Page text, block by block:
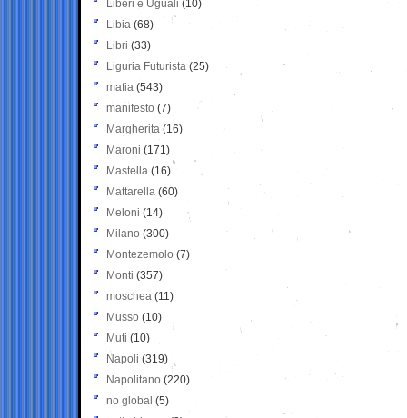
Liberi e Uguali (10)
Libia (68)
Libri (33)
Liguria Futurista (25)
mafia (543)
manifesto (7)
Margherita (16)
Maroni (171)
Mastella (16)
Mattarella (60)
Meloni (14)
Milano (300)
Montezemolo (7)
Monti (357)
moschea (11)
Musso (10)
Muti (10)
Napoli (319)
Napolitano (220)
no global (5)